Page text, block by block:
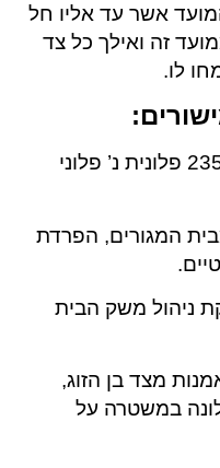
אשר עד אליו חל
זה ואילך כל צד
לו.
נפסק בעמ”ש (חי’) 23541-01-17 פלונית נ’ פלוני
המגורים, הפרדת
ניהול משק הבית
מצד בן הזוג,
במשטרה על